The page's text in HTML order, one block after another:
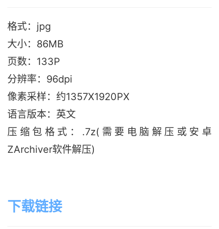
格式：jpg
大小：86MB
页数：133P
分辨率：96dpi
像素采样：约1357X1920PX
语言版本：英文
压缩包格式：.7z(需要电脑解压或安卓
ZArchiver软件解压)
下载链接